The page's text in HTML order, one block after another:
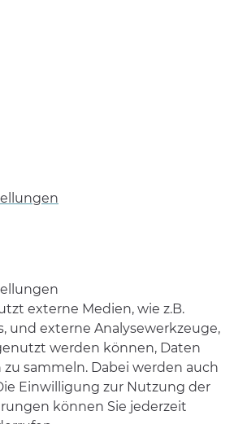
externe Medien, wie z.B.
und externe Analysewerkzeuge,
werden können, Daten
sammeln. Dabei werden auch
Einwilligung zur Nutzung der
können Sie jederzeit